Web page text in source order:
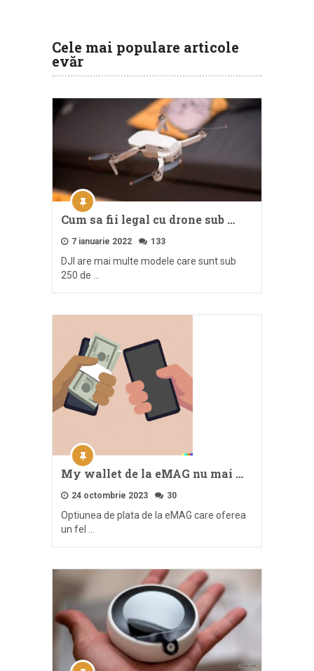
Cele mai populare articole
evăr
Cum sa fii legal cu drone sub …
7 ianuarie 2022 133
DJI are mai multe modele care sunt sub
250 de …
My wallet de la eMAG nu mai …
24 octombrie 2023 30
Optiunea de plata de la eMAG care oferea
un fel …